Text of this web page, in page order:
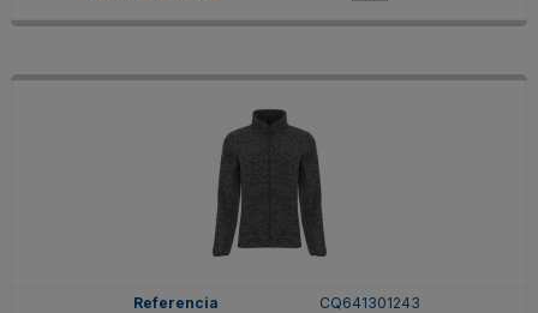
CQ641301243